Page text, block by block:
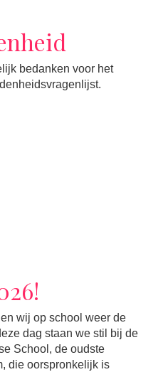
bedanken voor het
wij op school weer de
dag staan we stil bij de
School, de oudste
die oorspronkelijk is